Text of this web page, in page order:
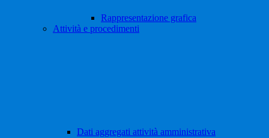
Rappresentazione grafica
Attività e procedimenti
Dati aggregati attività amministrativa